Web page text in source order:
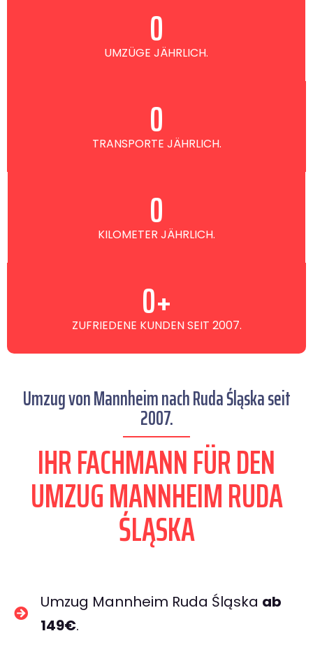
UMZÜGE JÄHRLICH.
0
TRANSPORTE JÄHRLICH.
0
KILOMETER JÄHRLICH.
0
ZUFRIEDENE KUNDEN SEIT 2007.
0+
Umzug von Mannheim nach Ruda Śląska seit
2007.
IHR FACHMANN FÜR DEN
UMZUG MANNHEIM RUDA
ŚLĄSKA
Umzug Mannheim Ruda Śląska ab
149€.